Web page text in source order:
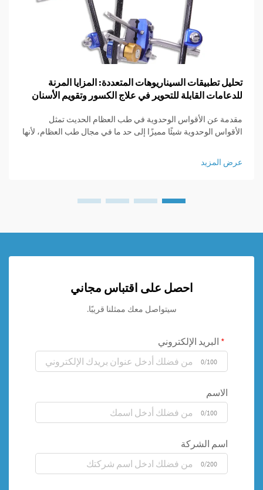
تحليل تطبيقات السيناريوهات المتعددة: المزايا المرنة
للدعامات القابلة للتحوير في علاج الكسور وتقويم الأسنان
مقدمة عن الأقواس الوحدوية في طب العظام الحديث تمثل
الأقواس الوحدوية شيئًا مميزًا إلى حد ما في مجال طب العظام، لأنها
بالفعل. ما يميز هذه الأقواس هو ...
عرض المزيد
احصل على اقتباس مجاني
سيتواصل معك ممثلنا قريبًا.
البريد الإلكتروني
0/100
الاسم
0/100
اسم الشركة
0/200